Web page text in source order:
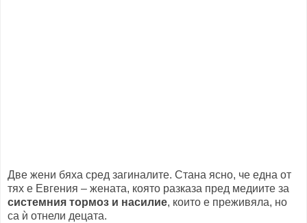
Две жени бяха сред загиналите. Стана ясно, че една от
тях е Евгения – жената, която разказа пред медиите за
системния тормоз и насилие, които е преживяла, но
са ѝ отнели децата.